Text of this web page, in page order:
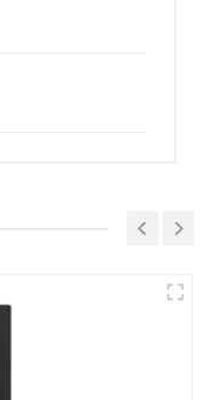
a scri